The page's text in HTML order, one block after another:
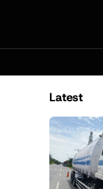
Latest